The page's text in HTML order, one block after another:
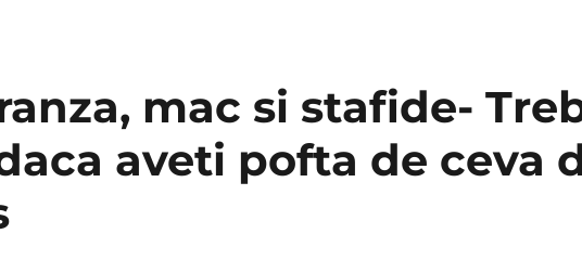
mac si stafide-
aveti pofta de ceva